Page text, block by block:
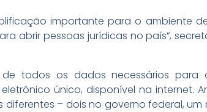
importante para o ambiente
abrir pessoas jurídicas no país”,
todos os dados necessários
único, disponível na internet.
– dois no governo federal,